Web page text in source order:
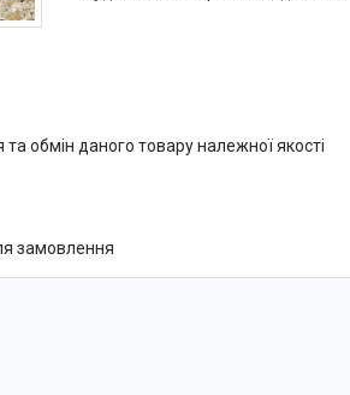
обмін даного товару належної якості
замовлення